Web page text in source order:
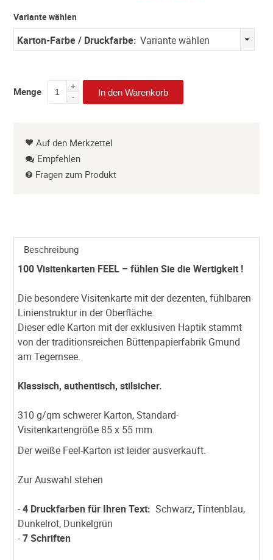
Variante wählen
Karton-Farbe / Druckfarbe: Variante wählen
Menge
+
-
In den Warenkorb
Auf den Merkzettel
Empfehlen
Fragen zum Produkt
Beschreibung
100 Visitenkarten FEEL – fühlen Sie die Wertigkeit !
Die besondere Visitenkarte mit der dezenten, fühlbaren
Linienstruktur in der Oberfläche.
Dieser edle Karton mit der exklusiven Haptik stammt
von der traditionsreichen Büttenpapierfabrik Gmund
am Tegernsee.
Klassisch, authentisch, stilsicher.
310 g/qm schwerer Karton, Standard-
Visitenkartengröße 85 x 55 mm.
Der weiße Feel-Karton ist leider ausverkauft.
Zur Auswahl stehen
-4 Druckfarben für Ihren Text:Schwarz, Tintenblau,
Dunkelrot, Dunkelgrün
-7 Schriften